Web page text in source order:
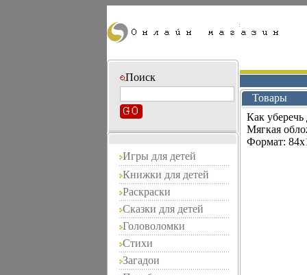
Поиск
Игры для детей
Книжки для детей
Раскраски
Сказки для детей
Головоломки
Стихи
Загадои
Товары
Как уберечь
Мягкая
Формат: